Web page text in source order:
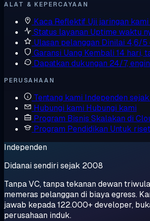
ALAT & KEPERCAYAAN
Kaca Reflektif Uji jaringan
Status layanan Uptime waktu
Ulasan pelanggan Dinilai 4,6/5
Garansi Uang Kembali 14 hari,
Dapatkan dukungan 24/7,
PERUSAHAAN
Tentang kami Independen
Hubungi kami Hubungi kami
Program Bisnis Skalakan di
Program Pendidikan Untuk
Independen
Didanai sendiri sejak 2008
Tanpa VC, tanpa tekanan dewan
memeras pelanggan di biaya egress.
jawab kepada 122.000+ developer,
perusahaan induk.